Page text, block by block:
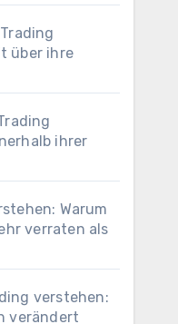
über ihre
ihrer
Warum
verraten als
verstehen:
verändert